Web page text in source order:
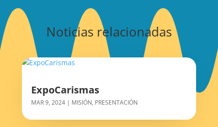
Noticias relacionadas
ExpoCarismas
MAR 9, 2024| MISIÓN, PRESENTACIÓN